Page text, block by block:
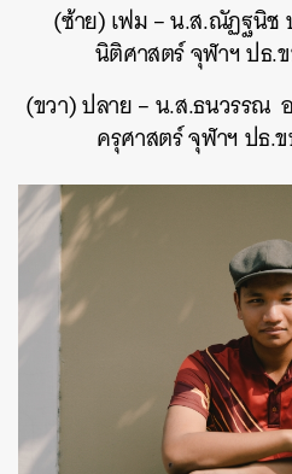
(ซ้าย) เฟม – น.ส.ณัฏฐนิช
นิติศาสตร์ จุฬาฯปธ.
(ขวา) ปลาย – น.ส.ธนวรรณ
ครุศาสตร์ จุฬาฯ ปธ.